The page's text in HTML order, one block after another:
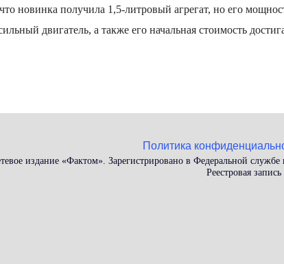
новинка получила 1,5-литровый агрегат, но его
двигатель, а также его начальная стоимость
Политика
издание «Фактом». Зарегистрировано в Федеральной
Реестровая